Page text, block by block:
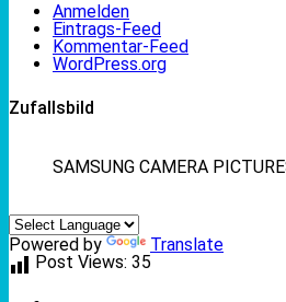
Anmelden
Eintrags-Feed
Kommentar-Feed
WordPress.org
Zufallsbild
SAMSUNG CAMERA
Powered by
Translate
Post Views: 35